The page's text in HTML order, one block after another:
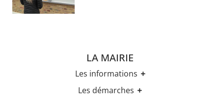
LA MAIRIE
Les informations
Les horaires
Les démarches